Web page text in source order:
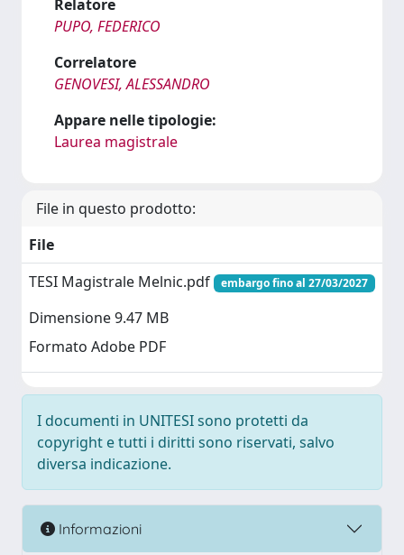
Relatore
PUPO, FEDERICO
Correlatore
GENOVESI, ALESSANDRO
Appare nelle tipologie:
Laurea magistrale
File in questo prodotto:
File
TESI Magistrale Melnic.pdf
embargo fino al 27/03/2027
Dimensione 9.47 MB
Formato Adobe PDF
I documenti in UNITESI sono protetti da
copyright e tutti i diritti sono riservati, salvo
diversa indicazione.
Informazioni